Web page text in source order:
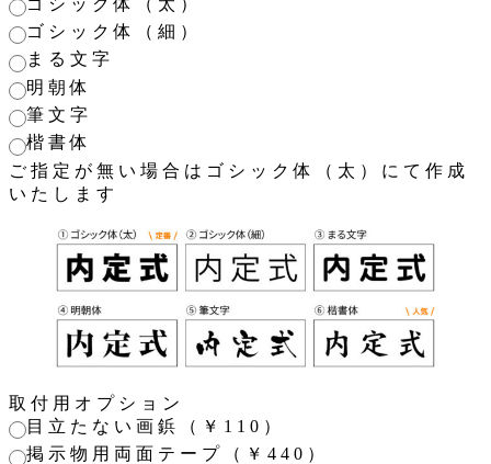
ゴシック体（細）
まる文字
明朝体
筆文字
楷書体
ご指定が無い場合はゴシック体（太）にて作成
いたします
取付用オプション
目立たない画鋲（￥110）
掲示物用両面テープ（￥440）